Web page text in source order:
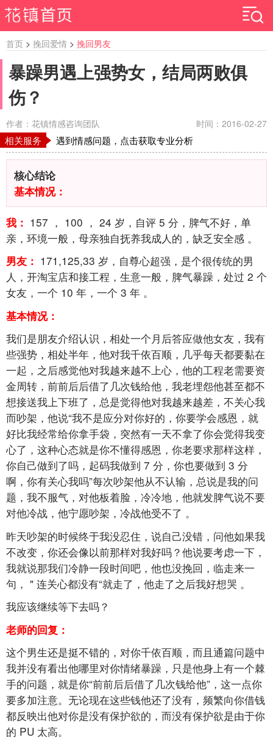
首页 > 挽回爱情 > 挽回男友
暴躁男遇上强势女，结局两败俱
伤？
作者：花镇情感咨询团队 时间：2016-02-27
相关服务 遇到情感问题，点击获取专业分析
核心结论
基本情况：
我： 157 ， 100 ， 24 岁，自评 5 分，脾气不好，单
亲，环境一般，母亲独自抚养我成人的，缺乏安全感 。
男友： 171,125,33 岁，自尊心超强，是个很传统的男
人，开淘宝店和接工程，生意一般，脾气暴躁，处过 2 个
女友，一个 10 年，一个 3 年 。
基本情况：
我们是朋友介绍认识，相处一个月后答应做他女友，我有
些强势，相处半年，他对我千依百顺，几乎每天都要黏在
一起，之后感觉他对我越来越不上心，他的工程老需要资
金周转，前前后后借了几次钱给他，我老埋怨他甚至都不
想接送我上下班了，总是觉得他对我越来越差，不关心我
而吵架，他说“我不是应分对你好的，你要学会感恩，就
好比我经常给你拿手袋，突然有一天不拿了你会觉得我变
心了，这种心态就是你不懂得感恩，你老要求那样这样，
你自己做到了吗，起码我做到 7 分，你也要做到 3 分
啊，你有关心我吗”每次吵架他从不认输，总说是我的问
题，我不服气，对他板着脸，冷冷地，他就发脾气说不要
对他冷战，他宁愿吵架，冷战他受不了 。
昨天吵架的时候终于我没忍住，说自己没错，问他如果我
不改变，你还会像以前那样对我好吗？他说要考虑一下，
我就说那我们冷静一段时间吧，他也没挽回，临走来一
句， " 连关心都没有“就走了，他走了之后我好想哭 。
我应该继续等下去吗？
老师的回复：
这个男生还是挺不错的，对你千依百顺，而且通篇问题中
我并没有看出他哪里对你情绪暴躁，只是他身上有一个棘
手的问题，就是你“前前后后借了几次钱给他”，这一点你
要多加注意。无论现在这些钱他还了没有，频繁向你借钱
都反映出他对你是没有保护欲的，而没有保护欲是由于你
的 PU 太高。